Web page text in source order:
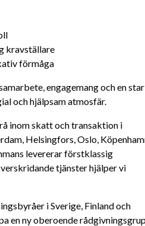
kravställare
förmåga
engagemang och en
och hjälpsam atmosfär.
inom skatt och transaktion i
Helsingfors, Oslo,
levererar förstklassig
tjänster hjälper vi
i Sverige, Finland och
en ny oberoende